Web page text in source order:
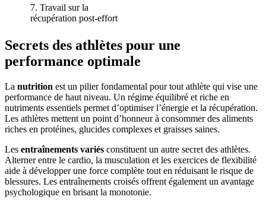
7. Travail sur la
récupération post-effort
Secrets des athlètes pour une
performance optimale
La nutrition est un pilier fondamental pour tout athlète qui vise une
performance de haut niveau. Un régime équilibré et riche en
nutriments essentiels permet d’optimiser l’énergie et la récupération.
Les athlètes mettent un point d’honneur à consommer des aliments
riches en protéines, glucides complexes et graisses saines.
Les entraînements variés constituent un autre secret des athlètes.
Alterner entre le cardio, la musculation et les exercices de flexibilité
aide à développer une force complète tout en réduisant le risque de
blessures. Les entraînements croisés offrent également un avantage
psychologique en brisant la monotonie.